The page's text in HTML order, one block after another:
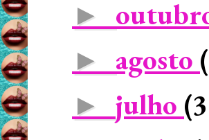
►
► agosto
► julho